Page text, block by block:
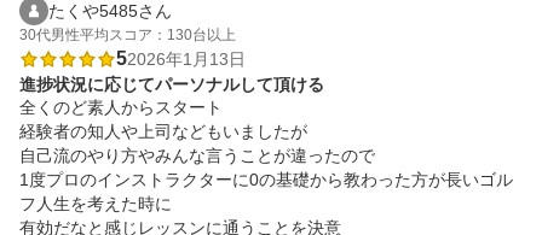
たくや5485さん
30代男性平均スコア：130台以上
52026年1月13日
進捗状況に応じてパーソナルして頂ける
全くのど素人からスタート
経験者の知人や上司などもいましたが
自己流のやり方やみんな言うことが違ったので
1度プロのインストラクターに0の基礎から教わった方が長いゴル
フ人生を考えた時に
有効だなと感じレッスンに通うことを決意